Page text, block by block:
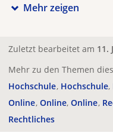
Mehr zeigen
Zuletzt bearbeitet am 11.
Mehr zu den Themen
Hochschule Hochschule
Online Online Online
Rechtliches